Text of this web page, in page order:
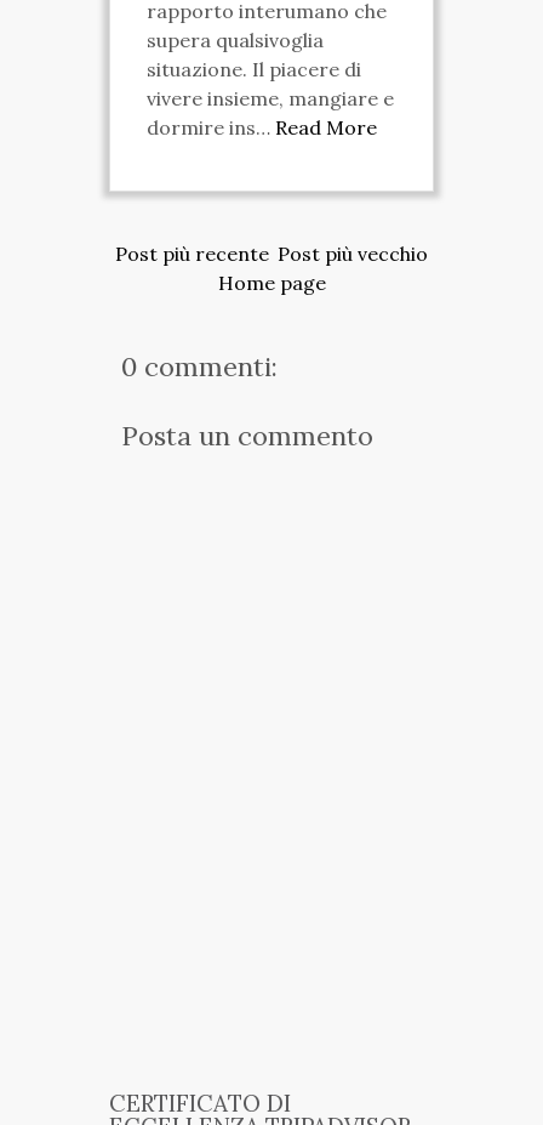
rapporto interumano che
supera qualsivoglia
situazione. Il piacere di
vivere insieme, mangiare e
dormire ins… Read More
Post più recente Post più vecchio
Home page
0 commenti:
Posta un commento
CERTIFICATO DI